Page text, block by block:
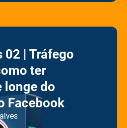
02 | Tráfego
ter
longe do
Facebook